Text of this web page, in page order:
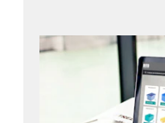
Jetzt